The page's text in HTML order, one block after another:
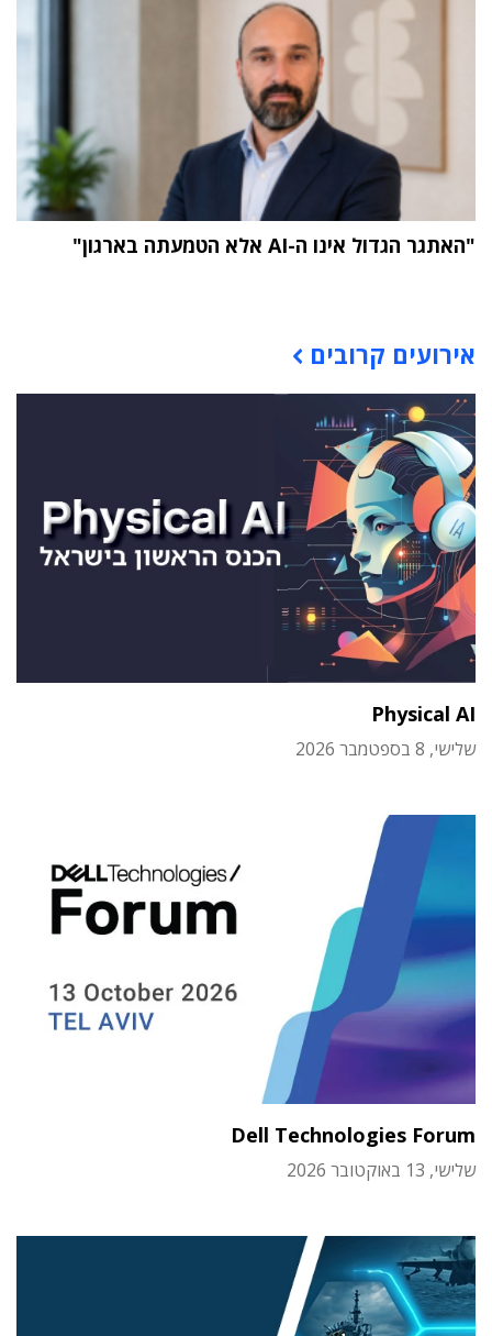
"האתגר הגדול אינו ה-AI אלא הטמעתה בארגון"
אירועים קרובים
Physical AI
שלישי, 8 בספטמבר 2026
Dell Technologies Forum
שלישי, 13 באוקטובר 2026